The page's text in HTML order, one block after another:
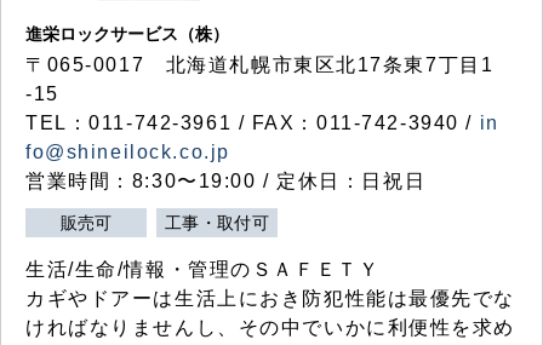
進栄ロックサービス（株）
〒065-0017 北海道札幌市東区北17条東7丁目1
-15
TEL：011-742-3961 / FAX：011-742-3940 / in
fo@shineilock.co.jp
営業時間：8:30〜19:00 / 定休日：日祝日
販売可 工事・取付可
生活/生命/情報・管理のＳＡＦＥＴＹ
カギやドアーは生活上におき防犯性能は最優先でな
ければなりませんし、その中でいかに利便性を求め